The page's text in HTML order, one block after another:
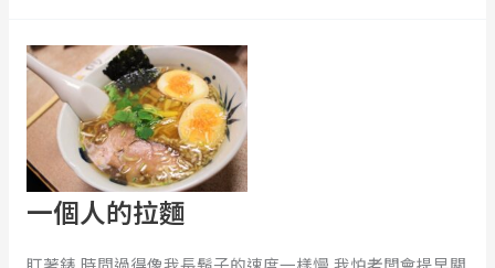
一個人的拉麵
個
人
的
麵